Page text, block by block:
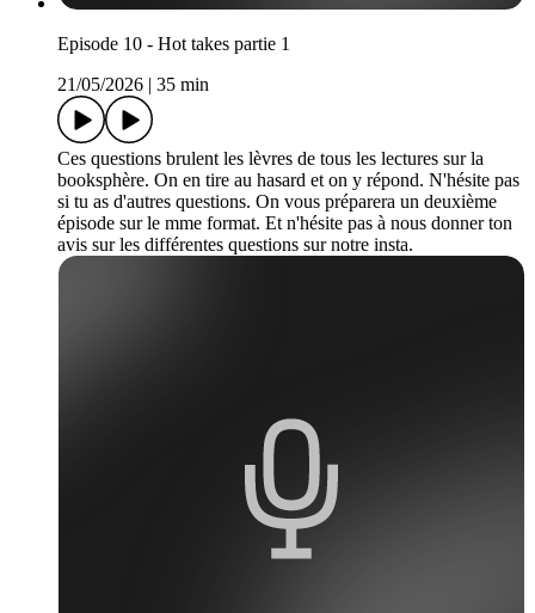
Episode 10 - Hot takes partie 1
21/05/2026 | 35 min
Ces questions brulent les lèvres de tous les lectures sur la
booksphère. On en tire au hasard et on y répond. N'hésite pas
si tu as d'autres questions. On vous préparera un deuxième
épisode sur le mme format. Et n'hésite pas à nous donner ton
avis sur les différentes questions sur notre insta.